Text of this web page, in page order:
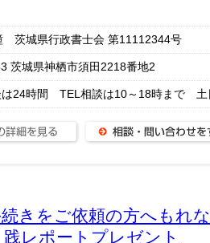
城県行政書士会 第11112344号
茨城県神栖市須田2218番地2
は24時間 TEL相談は10～18時まで 土